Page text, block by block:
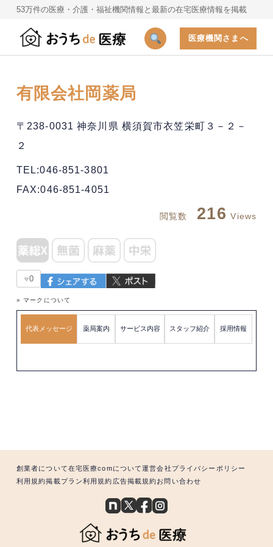
53万件の医療・介護・福祉機関情報と最新の在宅医療情報を掲載
医療機関さまへ
有限会社岡薬局
〒238-0031 神奈川県 横須賀市衣笠栄町３－２－
２
TEL:046-851-3801
FAX:046-851-4051
閲覧数 216 Views
♥0
» マークについて
代表メッセージ 薬局案内 サービス内容 スタッフ紹介 採用情報
創業者について在宅医療comについて運営会社 プライバシーポリシー
利用規約掲載プラン利用規約 広告掲載規約お問い合わせ